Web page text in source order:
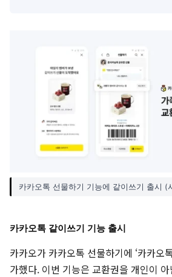
카카오톡 선물하기 기능에 같이쓰기 출시 (
카카오톡 같이쓰기 기능 출시
카카오가 카카오톡 선물하기에 ‘카카오
가했다. 이번 기능은 교환권을 개인이